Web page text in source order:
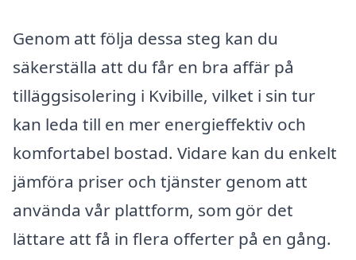
Genom att följa dessa steg kan du
säkerställa att du får en bra affär på
tilläggsisolering i Kvibille, vilket i sin tur
kan leda till en mer energieffektiv och
komfortabel bostad. Vidare kan du enkelt
jämföra priser och tjänster genom att
använda vår plattform, som gör det
lättare att få in flera offerter på en gång.